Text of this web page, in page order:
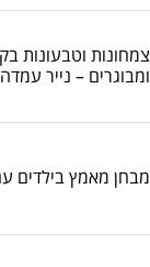
צמחונות וטבעונות
ומבוגרים – נייר עמדה
מבחן מאמץ בילדים